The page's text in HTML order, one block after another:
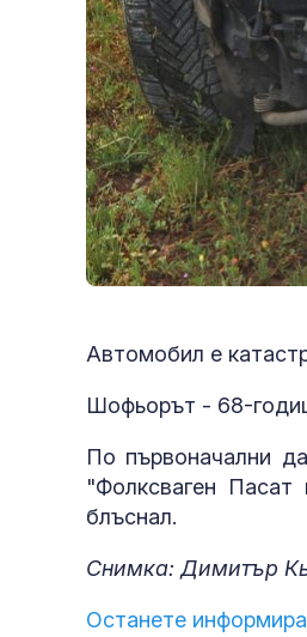
Автомобил е
Шофьорът - 68-
По първоначални
"Фолксваген
блъснал.
Снимка: Димитър
Останете